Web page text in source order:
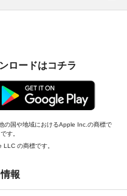
ロードはコチラ
の国や地域におけるApple Inc.の商標で
す。
の商標です。
報